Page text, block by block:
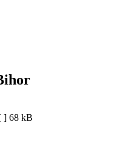
] 68 kB